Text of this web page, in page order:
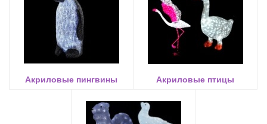
Акриловые пингвины Акриловые птицы